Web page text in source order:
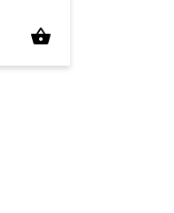
shopping_basket